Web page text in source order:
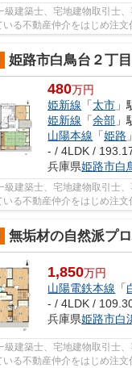
級建築士、宅地建物取引士
いる不動産仲介をはじめ注
姫路市白鳥台２丁
480万円
姫新線 「太市 」
姫新線 「余部 」
山陽本線 「姫路
- / 4LDK /
兵庫県姫路市白
級建築士、宅地建物取引士
いる不動産仲介をはじめ注
無垢材の自然派プロバンス風
1,850万円
山陽電鉄本線 「
- / 4LDK /
兵庫県姫路市白
級建築士、宅地建物取引士
いる不動産仲介をはじめ注